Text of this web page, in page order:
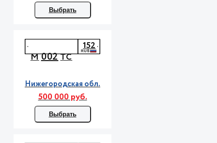
Выбрать
М002ТС
152
Нижегородская обл.
500 000 руб.
Выбрать